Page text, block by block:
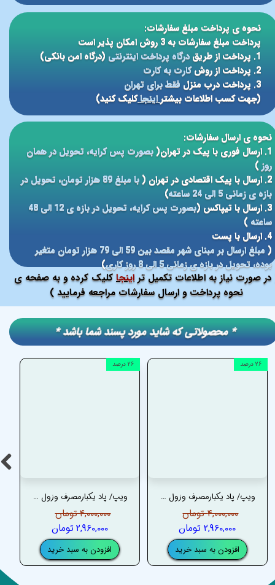
صورت نیاز به اطلاعات تکمیل تراینجا کلیک کرده و به صفحه ی
نحوه پرداخت و ارسال سفارشات مراجعه فرمایید )
نحوه ی پرداخت مبلغ سفارشات:
پرداخت مبلغ سفارشات به 3 روش امکان پذیر است
1. پرداخت از طریق
درگاه پرداخت اینترنتی(درگاه امن بانکی)
2. پرداخت از روش
کارت به کارت
3. پرداخت درب منزل
فقط برای تهران
(جهت کسب اطلاعات بیشتر اینجاکلیک کنید)
نحوه ی ارسال سفارشات:
1. ارسال فوری با پیک در تهران(
بصورت پس کرایه، تحویل در همان
روز)
2. ارسال با پیک اقتصادی در تهران (
با مبلغ 89 هزار تومان، تحویل در
بازه ی زمانی 5 الی 24 ساعته
)
3. ارسال با تیپاکس (
بصورت پس کرایه، تحویل در بازه ی 12 الی 48
ساعته )
4. ارسال با پست
(
مبلغ ارسال بر مبنای شهر مقصد بین 59 الی 79 هزار تومان متغیر
بوده، تحویل در بازه ی زمانی 5 الی 8 روز کاری
)
ویپ/ پاد یکبارمصرف وزول استار 40000 پاف توت فرنگی ملون هلو – VOZOL STAR 40K PUFFS STRAWMELON PEACH
۴,۰۰۰,۰۰۰ تومان
۲,۹۶۰,۰۰۰ تومان
افزودن به سبد خرید
۲۶ درصد
ویپ/ پاد یکبارمصرف وزول استار 40000 پاف بلوبری یخ – VOZOL STAR 40K PUFFS BLUEBERRY ICE
۴,۰۰۰,۰۰۰ تومان
۲,۹۶۰,۰۰۰ تومان
افزودن به سبد خرید
۲۶ درصد
​​* محصولاتی که شاید مورد پسند شما باشد *